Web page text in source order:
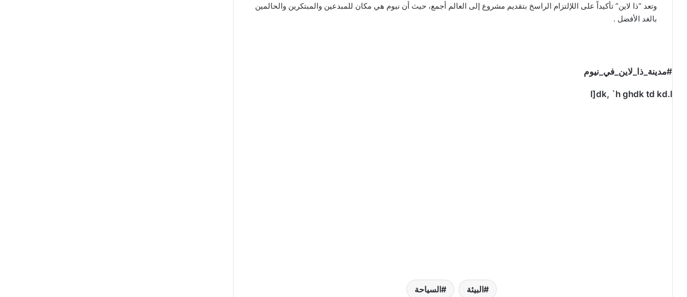
وتعد “ذا لاين” تأكيداً على اللإلتزام الراسخ بتقديم مشروع إلى العالم أجمع، حيث أن نيوم هي مكان للمبدعين والمبتكرين والحالمين
بالغد الأفضل .
#مدينة_ذا_لاين_في_نيوم
l]dk, `h ghdk td kd.l
البيئة السياحة